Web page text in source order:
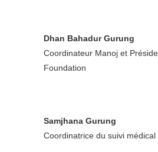
Dhan Bahadur Gurung
Coordinateur Manoj et
Foundation
Samjhana Gurung
Coordinatrice du suivi médical